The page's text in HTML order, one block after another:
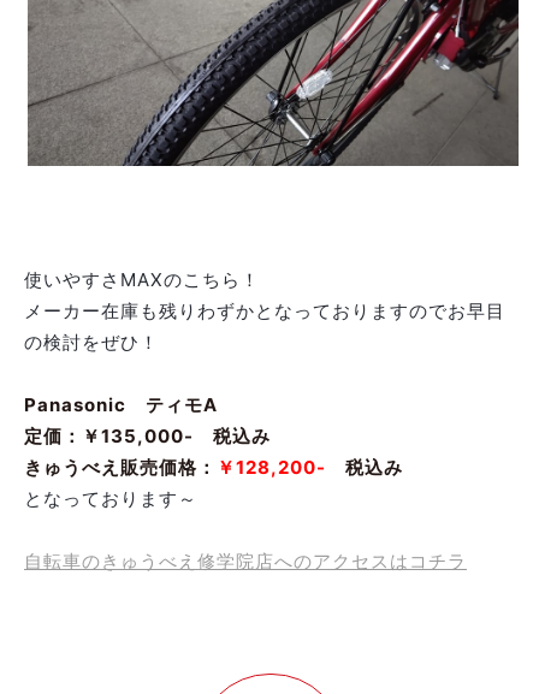
使いやすさMAXのこちら！
メーカー在庫も残りわずかとなっておりますのでお早目
の検討をぜひ！
Panasonic ティモA
定価：￥135,000- 税込み
きゅうべえ販売価格： ￥128,200-
税込み
となっております～
自転車のきゅうべえ修学院店へのアクセスはコチラ